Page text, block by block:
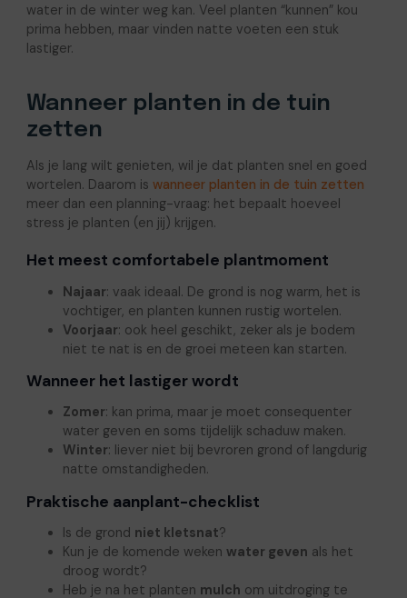
water in de winter weg kan. Veel planten “kunnen” kou
prima hebben, maar vinden natte voeten een stuk
lastiger.
Wanneer planten in de tuin
zetten
Als je lang wilt genieten, wil je dat planten snel en goed
wortelen. Daarom is wanneer planten in de tuin zetten
meer dan een planning-vraag: het bepaalt hoeveel
stress je planten (en jij) krijgen.
Het meest comfortabele plantmoment
Najaar: vaak ideaal. De grond is nog warm, het is
vochtiger, en planten kunnen rustig wortelen.
Voorjaar: ook heel geschikt, zeker als je bodem
niet te nat is en de groei meteen kan starten.
Wanneer het lastiger wordt
Zomer: kan prima, maar je moet consequenter
water geven en soms tijdelijk schaduw maken.
Winter: liever niet bij bevroren grond of langdurig
natte omstandigheden.
Praktische aanplant-checklist
Is de grond niet kletsnat?
Kun je de komende weken water geven als het
droog wordt?
Heb je na het planten mulch om uitdroging te